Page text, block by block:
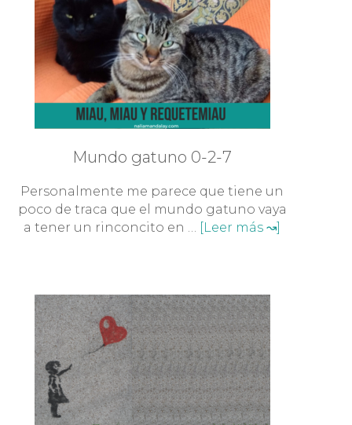
Mundo gatuno 0-2-7
Personalmente me parece que tiene un
poco de traca que el mundo gatuno vaya
a tener un rinconcito en … [Leer más ↝]